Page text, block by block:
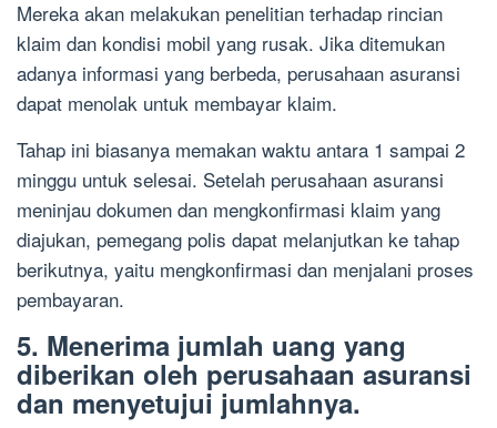
Mereka akan melakukan penelitian terhadap rincian
klaim dan kondisi mobil yang rusak. Jika ditemukan
adanya informasi yang berbeda, perusahaan asuransi
dapat menolak untuk membayar klaim.
Tahap ini biasanya memakan waktu antara 1 sampai 2
minggu untuk selesai. Setelah perusahaan asuransi
meninjau dokumen dan mengkonfirmasi klaim yang
diajukan, pemegang polis dapat melanjutkan ke tahap
berikutnya, yaitu mengkonfirmasi dan menjalani proses
pembayaran.
5. Menerima jumlah uang yang
diberikan oleh perusahaan asuransi
dan menyetujui jumlahnya.